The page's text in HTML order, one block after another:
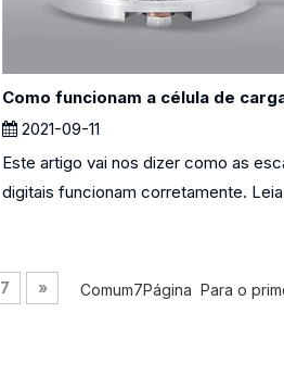
2021-09-11
Este artigo vai nos dizer como as
digitais funcionam corretamente.
7 » Comum7Página Para o